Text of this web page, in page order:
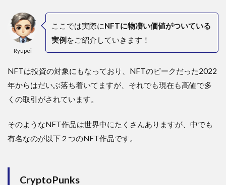
Ryupei
ここでは実際にNFTに物凄い価値がついている
実例をご紹介していきます！
NFTは投資の対象にもなっており、NFTのピークだった2022
年からはだいぶ落ち着いてますが、それでも現在も高値で多
くの取引がされています。
そのようなNFT作品は世界中にたくさんありますが、中でも
有名なのが以下２つのNFT作品です。
CryptoPunks